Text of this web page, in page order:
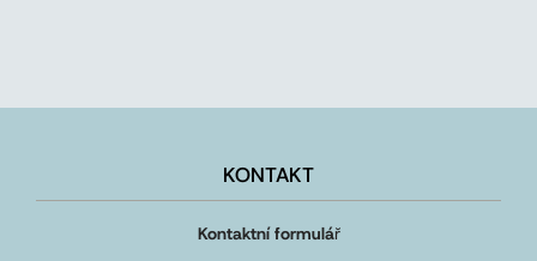
KONTAKT
Kontaktní formulář